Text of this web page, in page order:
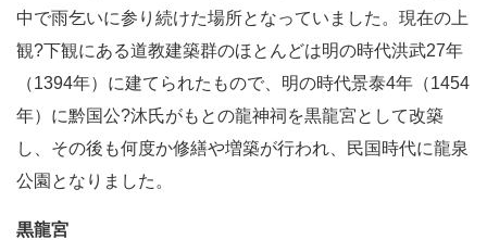
中で雨乞いに参り続けた場所となっていました。現在の上
観?下観にある道教建築群のほとんどは明の時代洪武27年
（1394年）に建てられたもので、明の時代景泰4年（1454
年）に黔国公?沐氏がもとの龍神祠を黒龍宮として改築
し、その後も何度か修繕や増築が行われ、民国時代に龍泉
公園となりました。
黒龍宮